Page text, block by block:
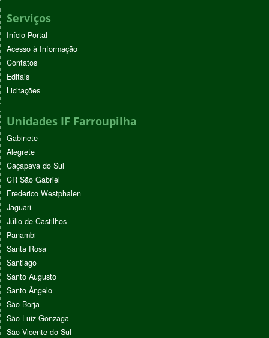
Serviços
Início Portal
Acesso à Informação
Contatos
Editais
Licitações
Unidades IF Farroupilha
Gabinete
Alegrete
Caçapava do Sul
CR São Gabriel
Frederico Westphalen
Jaguari
Júlio de Castilhos
Panambi
Santa Rosa
Santiago
Santo Augusto
Santo Ângelo
São Borja
São Luiz Gonzaga
São Vicente do Sul